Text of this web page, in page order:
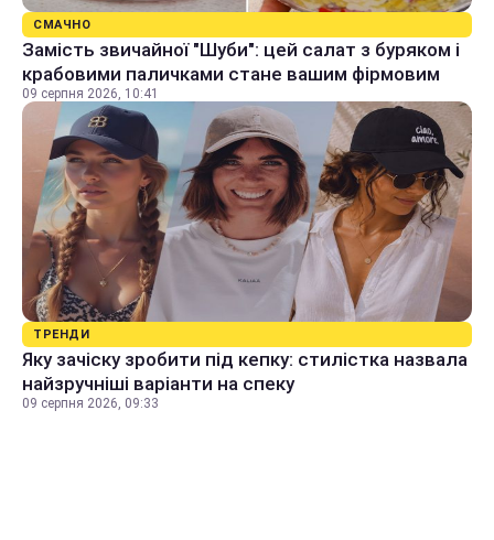
СМАЧНО
Замість звичайної "Шуби": цей салат з буряком і
крабовими паличками стане вашим фірмовим
09 серпня 2026, 10:41
ТРЕНДИ
Яку зачіску зробити під кепку: стилістка назвала
найзручніші варіанти на спеку
09 серпня 2026, 09:33